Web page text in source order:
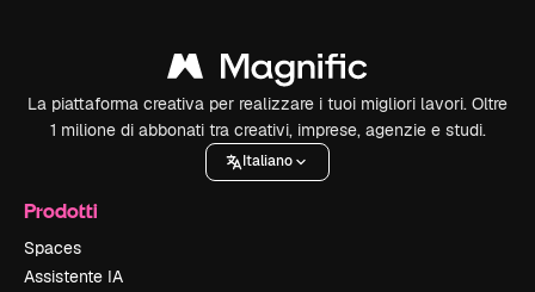
La piattaforma creativa per realizzare i tuoi migliori lavori. Oltre
1 milione di abbonati tra creativi, imprese, agenzie e studi.
Italiano
Prodotti
Spaces
Assistente IA